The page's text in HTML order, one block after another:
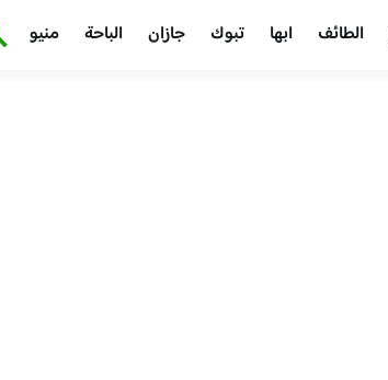
الطائف ابها تبوك جازان الباحة منيو